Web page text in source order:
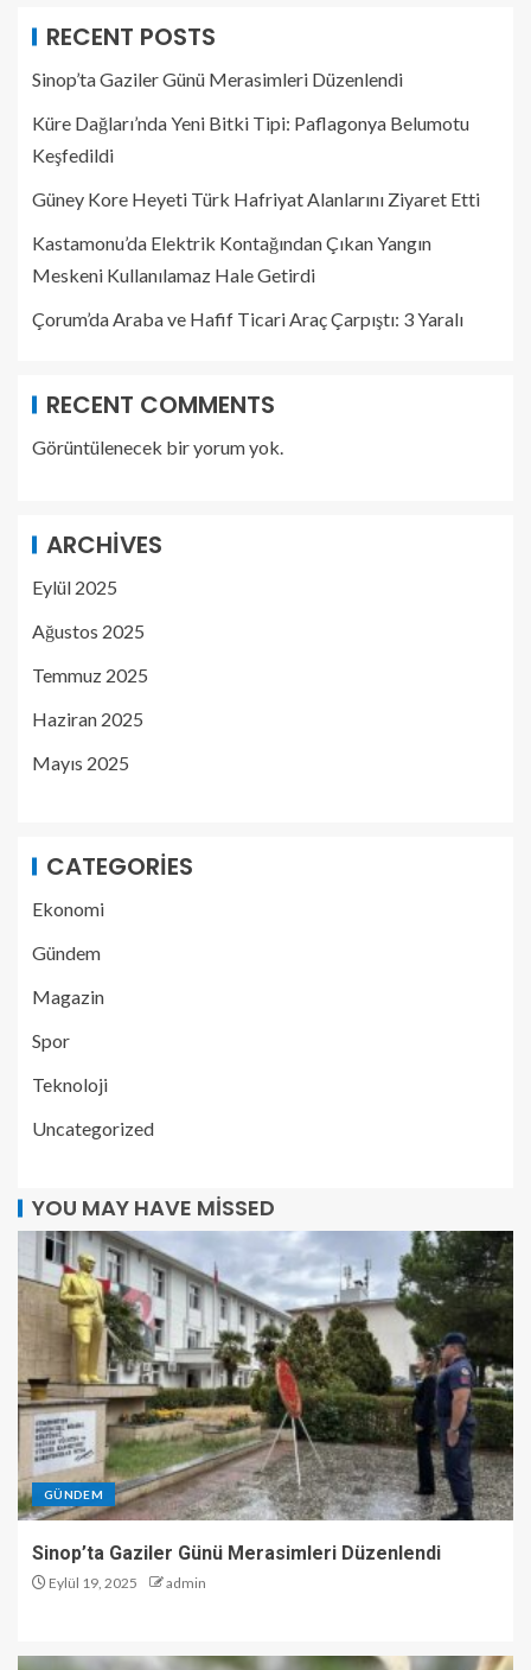
RECENT POSTS
Sinop’ta Gaziler Günü Merasimleri Düzenlendi
Küre Dağları’nda Yeni Bitki Tipi: Paflagonya Belumotu
Keşfedildi
Güney Kore Heyeti Türk Hafriyat Alanlarını Ziyaret Etti
Kastamonu’da Elektrik Kontağından Çıkan Yangın
Meskeni Kullanılamaz Hale Getirdi
Çorum’da Araba ve Hafif Ticari Araç Çarpıştı: 3 Yaralı
RECENT COMMENTS
Görüntülenecek bir yorum yok.
ARCHIVES
Eylül 2025
Ağustos 2025
Temmuz 2025
Haziran 2025
Mayıs 2025
CATEGORIES
Ekonomi
Gündem
Magazin
Spor
Teknoloji
Uncategorized
YOU MAY HAVE MISSED
GÜNDEM
Sinop’ta Gaziler Günü Merasimleri Düzenlendi
Eylül 19, 2025 admin